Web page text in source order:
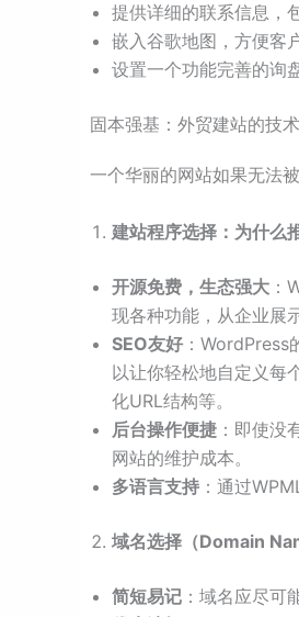
提供详细的联系信息，
嵌入谷歌地图，方便客
设置一个功能完善的询
固本强基：外贸建站的技
一个华丽的网站如果无法
建站程序选择：为什么
开源免费，生态强大 ：
现各种功能，从企业展
SEO友好 ：
以让你轻松地自定义每
化URL结构等。
后台操作便捷 ：即使没
网站的维护成本。
多语言支持 ：通过
域名选择（Domain
简短易记 ：域名应尽可